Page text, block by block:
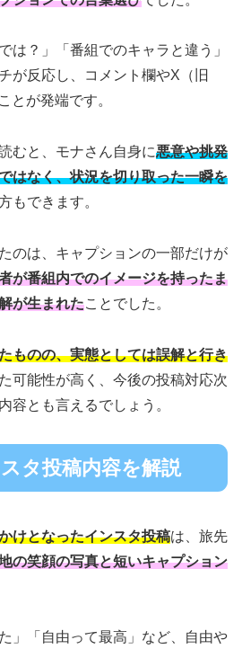
は？」「番組でのキャラと違う」
が反応し、コメント欄やX（旧
とが発端です。
むと、モナさん自身に悪意や挑発
はなく、状況を切り取った一瞬を
もできます。
のは、キャプションの一部だけが
が番組内でのイメージを持ったま
が生まれたことでした。
ものの、実態としては誤解と行き
可能性が高く、今後の投稿対応次
容とも言えるでしょう。
タ投稿内容を解説
けとなったインスタ投稿は、旅先
の笑顔の写真と短いキャプション
」「自由って最高」など、自由や